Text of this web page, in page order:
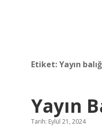
Etiket:Yayın
Yayın
Tarih: Eylül 21, 2024